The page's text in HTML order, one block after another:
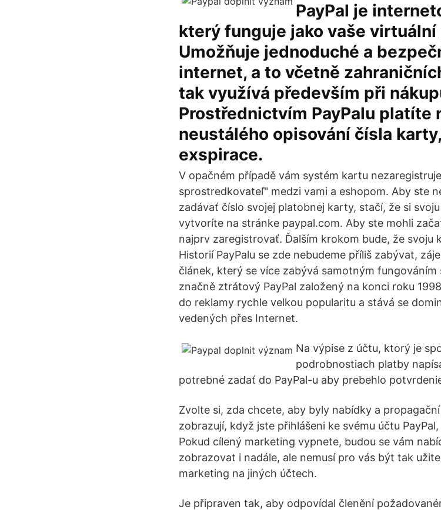
PayPal je
který funguje jako vaše virtuální
Umožňuje jednoduché a
internet, a to včetně
tak využívá především při
Prostřednictvím PayPalu platíte
neustálého opisování čísla
exspirace.
V opačném případě vám systém kartu
sprostredkovateľ" medzi vami a eshopom. Aby ste
zadávať číslo svojej platobnej karty, stačí, že si
vytvoríte na stránke paypal.com. Aby ste mohli
najprv zaregistrovať. Ďalším krokom bude, že svoju
Historií PayPalu se zde nebudeme příliš zabývat,
článek, který se více zabývá samotným
značně ztrátový PayPal založený na konci roku
do reklamy rychle velkou popularitu a stává se
vedených přes Internet.
Na výpise z účtu, ktorý je
podrobnostiach platby
potrebné zadať do PayPal-u aby prebehlo
Zvolte si, zda chcete, aby byly nabídky a
zobrazují, když jste přihlášeni ke svému účtu
Pokud cílený marketing vypnete, budou se vám
zobrazovat i nadále, ale nemusí pro vás být tak
marketing na jiných účtech.
Je připraven tak, aby odpovídal členění